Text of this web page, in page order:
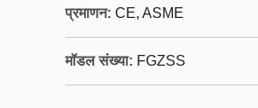
प्रमाणन: CE, ASME
मॉडल संख्या: FGZSS